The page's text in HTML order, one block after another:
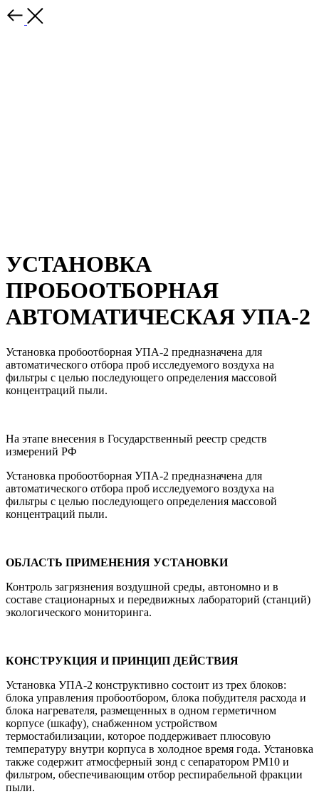
УСТАНОВКА
ПРОБООТБОРНАЯ
АВТОМАТИЧЕСКАЯ УПА-2
Установка пробоотборная УПА-2 предназначена для
автоматического отбора проб исследуемого воздуха на
фильтры с целью последующего определения массовой
концентраций пыли.
На этапе внесения в Государственный реестр средств
измерений РФ
Установка пробоотборная УПА-2 предназначена для
автоматического отбора проб исследуемого воздуха на
фильтры с целью последующего определения массовой
концентраций пыли.
ОБЛАСТЬ ПРИМЕНЕНИЯ УСТАНОВКИ
Контроль загрязнения воздушной среды, автономно и в
составе стационарных и передвижных лабораторий (станций)
экологического мониторинга.
КОНСТРУКЦИЯ И ПРИНЦИП ДЕЙСТВИЯ
Установка УПА-2 конструктивно состоит из трех блоков:
блока управления пробоотбором, блока побудителя расхода и
блока нагревателя, размещенных в одном герметичном
корпусе (шкафу), снабженном устройством
термостабилизации, которое поддерживает плюсовую
температуру внутри корпуса в холодное время года. Установка
также содержит атмосферный зонд с сепаратором РМ10 и
фильтром, обеспечивающим отбор респирабельной фракции
пыли.